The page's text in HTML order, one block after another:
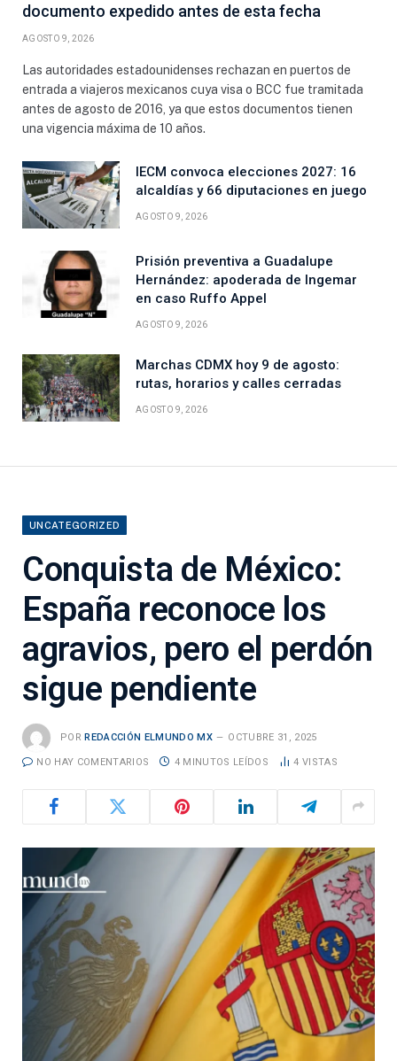
documento expedido antes de esta fecha
AGOSTO 9, 2026
Las autoridades estadounidenses rechazan en puertos de
entrada a viajeros mexicanos cuya visa o BCC fue tramitada
antes de agosto de 2016, ya que estos documentos tienen
una vigencia máxima de 10 años.
IECM convoca elecciones 2027: 16
alcaldías y 66 diputaciones en juego
AGOSTO 9, 2026
Prisión preventiva a Guadalupe
Hernández: apoderada de Ingemar
en caso Ruffo Appel
AGOSTO 9, 2026
Marchas CDMX hoy 9 de agosto:
rutas, horarios y calles cerradas
AGOSTO 9, 2026
UNCATEGORIZED
Conquista de México:
España reconoce los
agravios, pero el perdón
sigue pendiente
POR REDACCIÓN ELMUNDO MX OCTUBRE 31, 2025
NO HAY COMENTARIOS 4 MINUTOS LEÍDOS 4 VISTAS